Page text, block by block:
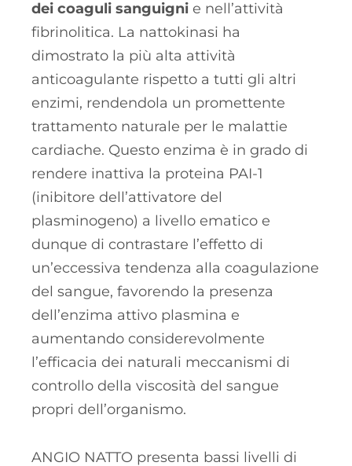
dei coaguli sanguigni e nell’attività
fibrinolitica. La nattokinasi ha
dimostrato la più alta attività
anticoagulante rispetto a tutti gli altri
enzimi, rendendola un promettente
trattamento naturale per le malattie
cardiache. Questo enzima è in grado di
rendere inattiva la proteina PAI-1
(inibitore dell’attivatore del
plasminogeno) a livello ematico e
dunque di contrastare l’effetto di
un’eccessiva tendenza alla coagulazione
del sangue, favorendo la presenza
dell’enzima attivo plasmina e
aumentando considerevolmente
l’efficacia dei naturali meccanismi di
controllo della viscosità del sangue
propri dell’organismo.
ANGIO NATTO presenta bassi livelli di